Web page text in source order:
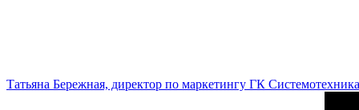
Татьяна Бережная, директор по маркетингу ГК Системотехника